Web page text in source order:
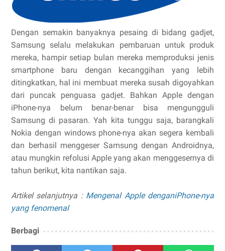
Dengan semakin banyaknya pesaing di bidang gadjet,
Samsung selalu melakukan pembaruan untuk produk
mereka, hampir setiap bulan mereka memproduksi jenis
smartphone baru dengan kecanggihan yang lebih
ditingkatkan, hal ini membuat mereka susah digoyahkan
dari puncak penguasa gadjet. Bahkan Apple dengan
iPhone-nya belum benar-benar bisa mengungguli
Samsung di pasaran. Yah kita tunggu saja, barangkali
Nokia dengan windows phone-nya akan segera kembali
dan berhasil menggeser Samsung dengan Androidnya,
atau mungkin refolusi Apple yang akan menggesernya di
tahun berikut, kita nantikan saja.
Artikel selanjutnya : Mengenal Apple denganiPhone-nya
yang fenomenal
Berbagi